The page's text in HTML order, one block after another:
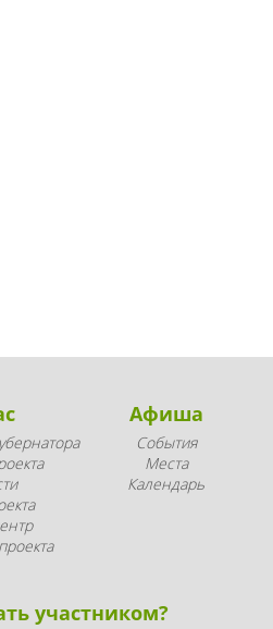
Афиша
События
Места
Календарь
участником?